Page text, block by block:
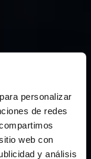
personalizar
de redes
web con
y análisis